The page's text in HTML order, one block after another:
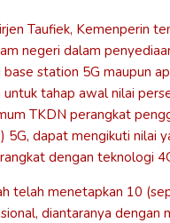
Taufiek, Kemenperin
negeri dalam
station 5G maupun
untuk tahap awal nilai
TKDN perangkat
5G, dapat mengikuti nilai
dengan teknologi
telah menetapkan 10
diantaranya dengan